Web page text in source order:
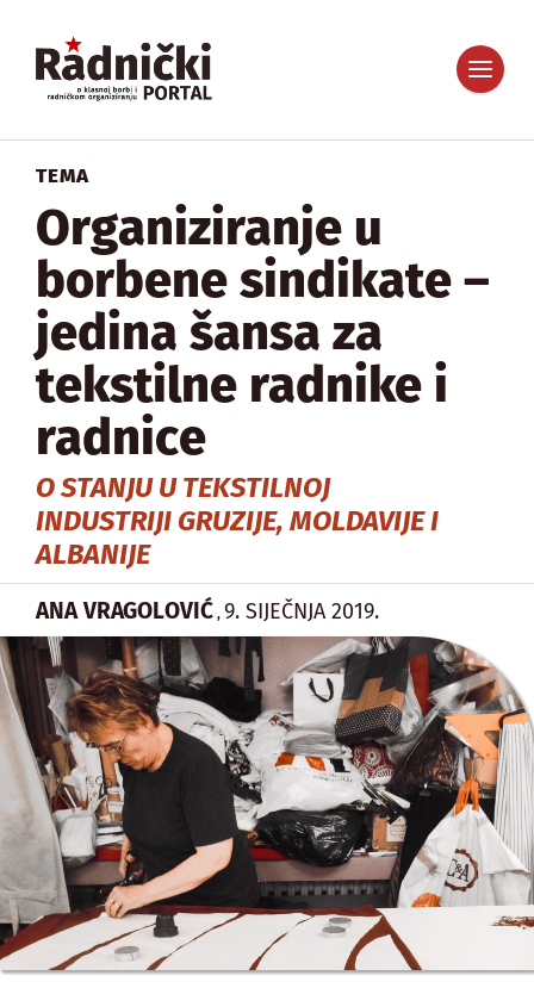
TEMA
Organiziranje u
borbene sindikate –
jedina šansa za
tekstilne radnike i
radnice
O STANJU U TEKSTILNOJ
INDUSTRIJI GRUZIJE, MOLDAVIJE I
ALBANIJE
ANA VRAGOLOVIĆ , 9. SIJEČNJA 2019.